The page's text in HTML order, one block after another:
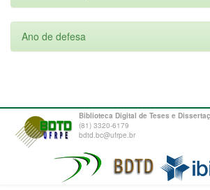
Ano de defesa
Biblioteca Digital de Teses e
(81) 3320-6179
bdtd.bc@ufrpe.br